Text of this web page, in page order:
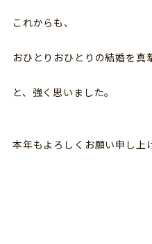
これからも、
おひとりおひとりの結婚を真
と、強く思いました。
本年もよろしくお願い申し上